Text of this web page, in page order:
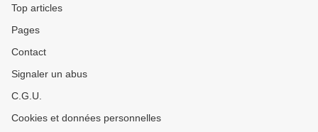
Top articles
Pages
Contact
Signaler un abus
C.G.U.
Cookies et données personnelles